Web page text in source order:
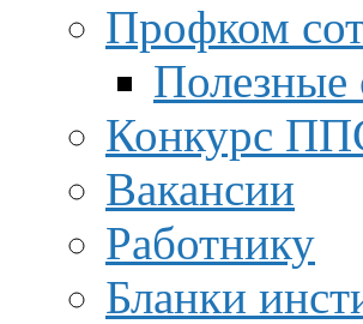
Профком
Полезные
Конкурс
Вакансии
Работнику
Бланки